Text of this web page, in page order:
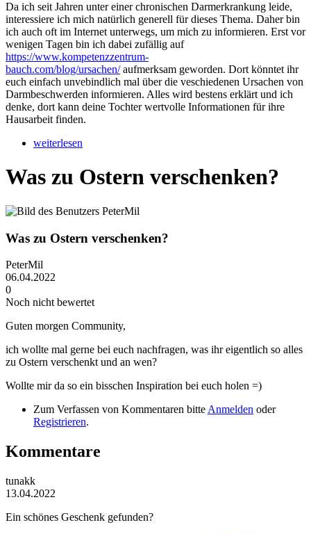
Da ich seit Jahren unter einer chronischen Darmerkrankung leide,
interessiere ich mich natürlich generell für dieses Thema. Daher bin
ich auch oft im Internet unterwegs, um mich zu informieren. Erst vor
wenigen Tagen bin ich dabei zufällig auf
https://www.kompetenzzentrum-
bauch.com/blog/ursachen/aufmerksam geworden. Dort könntet ihr
euch einfach unvebindlich mal über die veschiedenen Ursachen von
Darmbeschwerden informieren. Alles wird bestens erklärt und ich
denke, dort kann deine Tochter wertvolle Informationen für ihre
Hausarbeit finden.
weiterlesen
Was zu Ostern verschenken?
Was zu Ostern verschenken?
PeterMil
06.04.2022
0
Noch nicht bewertet
Guten morgen Community,
ich wollte mal gerne bei euch nachfragen, was ihr eigentlich so alles
zu Ostern verschenkt und an wen?
Wollte mir da so ein bisschen Inspiration bei euch holen =)
Zum Verfassen von Kommentaren bitte Anmelden oder
Registrieren.
Kommentare
tunakk
13.04.2022
Ein schönes Geschenk gefunden?